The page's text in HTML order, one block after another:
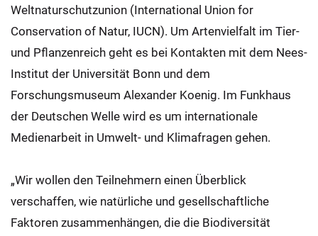
Weltnaturschutzunion (International Union for
Conservation of Natur, IUCN). Um Artenvielfalt im Tier-
und Pflanzenreich geht es bei Kontakten mit dem Nees-
Institut der Universität Bonn und dem
Forschungsmuseum Alexander Koenig. Im Funkhaus
der Deutschen Welle wird es um internationale
Medienarbeit in Umwelt- und Klimafragen gehen.
„Wir wollen den Teilnehmern einen Überblick
verschaffen, wie natürliche und gesellschaftliche
Faktoren zusammenhängen, die die Biodiversität